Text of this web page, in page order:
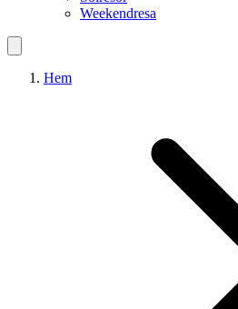
Weekendresa
Hem